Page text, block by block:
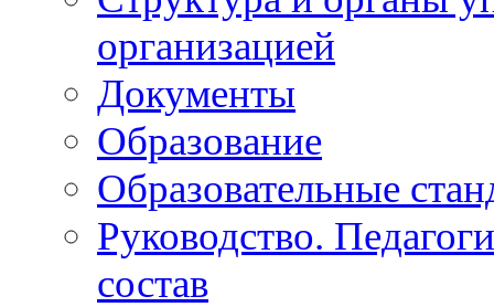
организацией
Документы
Образование
Образовательные
Руководство.
состав